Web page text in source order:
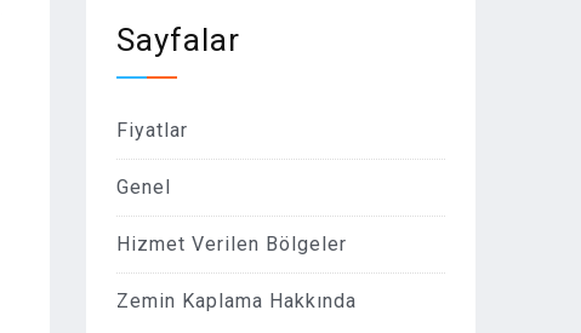
Sayfalar
Fiyatlar
Genel
Hizmet Verilen Bölgeler
Zemin Kaplama Hakkında